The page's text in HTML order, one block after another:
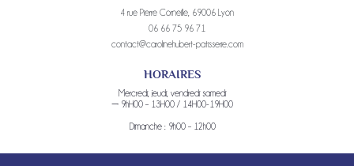
4 rue Pierre Corneille, 69006 Lyon
06 66 75 96 71
contact@carolinehubert-patisserie.com
HORAIRES
Mercredi, jeudi, vendredi samedi
→ 9hH00 – 13H00 / 14H00-19H00
Dimanche : 9h00 – 12h00